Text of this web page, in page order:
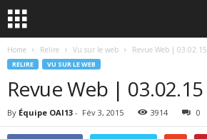
Home Relire Vu sur le web Revue Web | 03.02.15
RELIRE VU SUR LE WEB
Revue Web | 03.02.15
By Équipe OAI13 - Fév 3, 2015 3914 0